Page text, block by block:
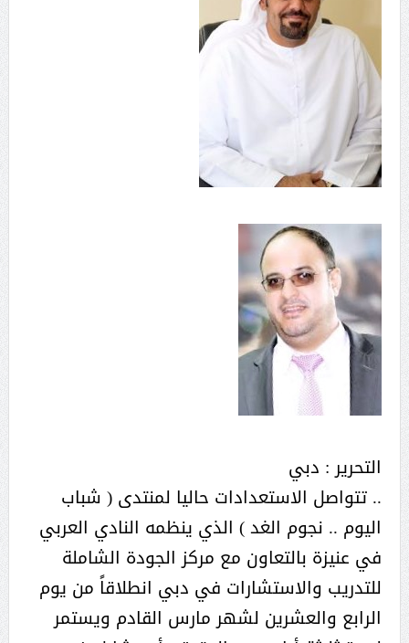
التحرير : دبي
.. تتواصل الاستعدادات حاليا لمنتدى ( شباب
اليوم .. نجوم الغد ) الذي ينظمه النادي العربي
في عنيزة بالتعاون مع مركز الجودة الشاملة
للتدريب والاستشارات في دبي انطلاقاً من يوم
الرابع والعشرين لشهر مارس القادم ويستمر